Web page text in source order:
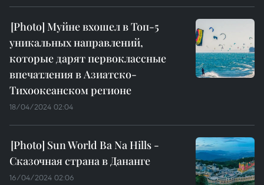
Муйне вхошел в Топ-5
уникальных направлений,
которые дарят первоклассные
впечатления в Азиатско-
Тихоокеанском регионе
18/04/2024 02:04
Sun World Ba Na Hills -
Сказочная страна в Дананге
16/04/2024 02:06